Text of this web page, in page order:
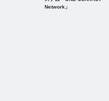
Network」